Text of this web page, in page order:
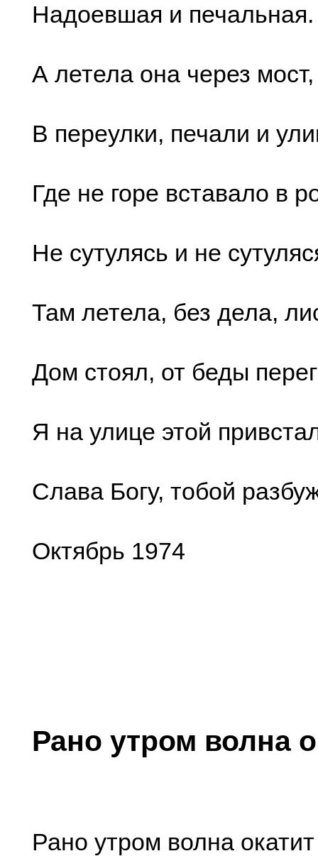
Надоевшая и печальная.
А летела она через мост,
В переулки, печали и
Где не горе вставало в
Не сутулясь и не
Там летела, без дела,
Дом стоял, от беды
Я на улице этой
Слава Богу, тобой
Октябрь 1974
Рано утром волна
Рано утром волна окатит